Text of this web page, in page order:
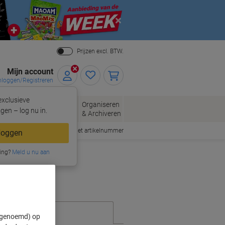
Close
Prijzen excl. BTW.
Mijn account
Registreren
– log nu in.
Meld u nu aan
Kantoorartikelen
Organiseren
& Archiveren
Snel bestellen met artikelnummer
op